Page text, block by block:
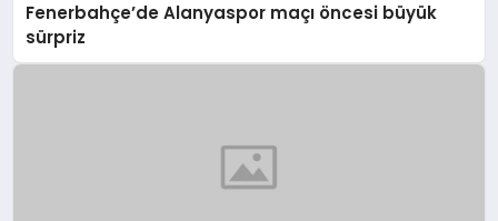
Fenerbahçe’de Alanyaspor maçı öncesi büyük
sürpriz